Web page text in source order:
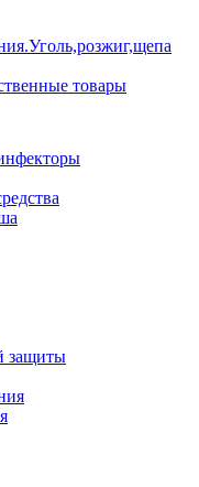
Уголь,розжиг,щепа
товары
защиты